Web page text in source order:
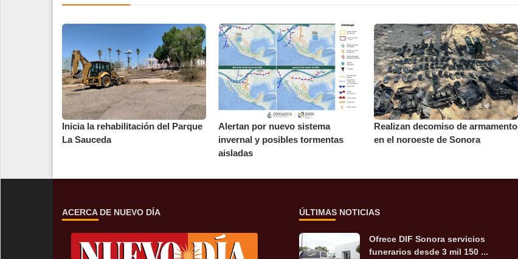
Inicia la rehabilitación del Parque
La Sauceda
Alertan por nuevo sistema
invernal y posibles tormentas
aisladas
Realizan decomiso de armamento
en el noroeste de Sonora
ACERCA DE NUEVO DÍA ÚLTIMAS NOTICIAS
Ofrece DIF Sonora servicios
funerarios desde 3 mil 150 ...